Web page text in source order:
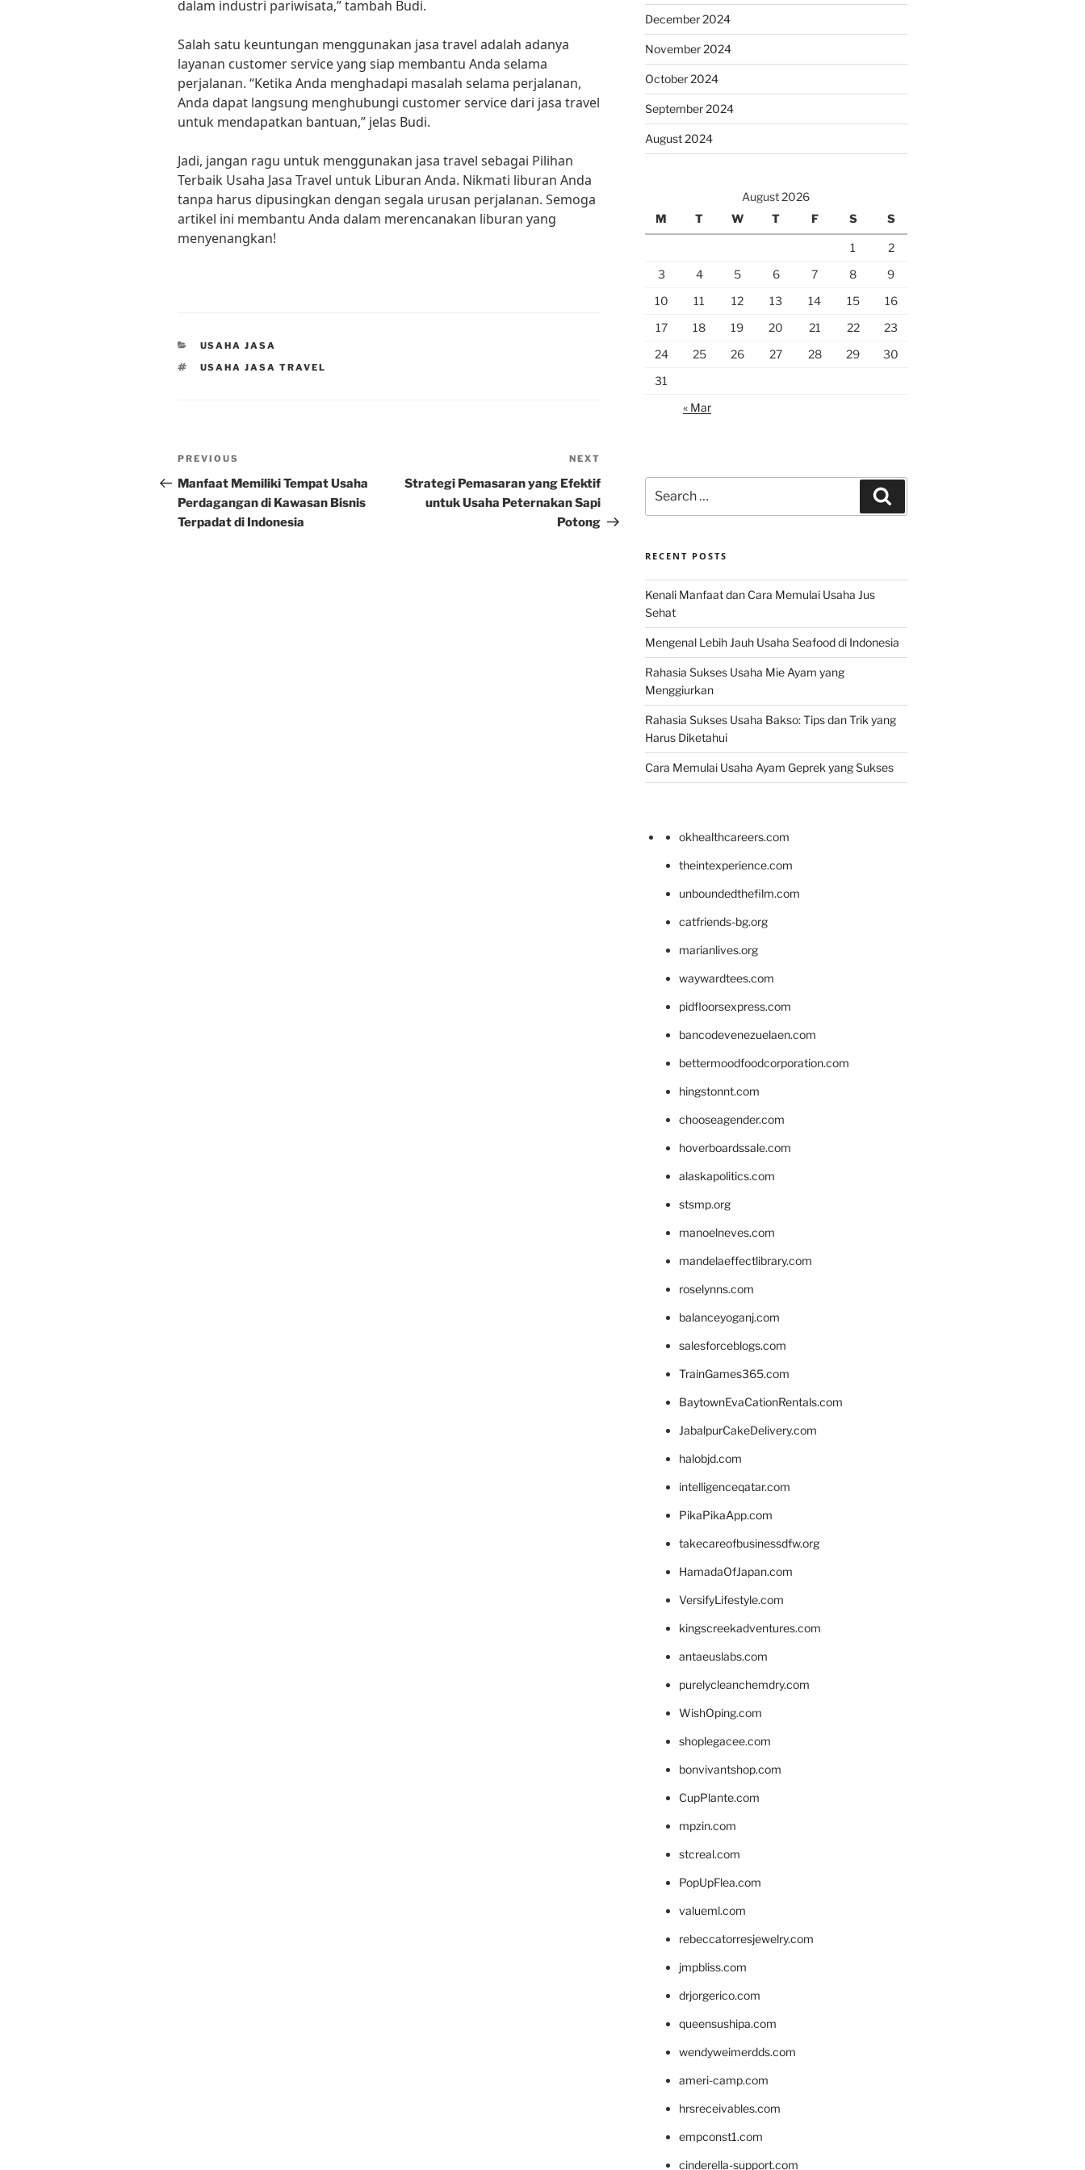
dalam industri pariwisata,” tambah Budi.
Salah satu keuntungan menggunakan jasa travel adalah adanya
layanan customer service yang siap membantu Anda selama
perjalanan. “Ketika Anda menghadapi masalah selama perjalanan,
Anda dapat langsung menghubungi customer service dari jasa travel
untuk mendapatkan bantuan,” jelas Budi.
Jadi, jangan ragu untuk menggunakan jasa travel sebagai Pilihan
Terbaik Usaha Jasa Travel untuk Liburan Anda. Nikmati liburan Anda
tanpa harus dipusingkan dengan segala urusan perjalanan. Semoga
artikel ini membantu Anda dalam merencanakan liburan yang
menyenangkan!
CATEGORIES
USAHA JASA
TAGS
USAHA JASA TRAVEL
Post
navigation
Previous
Post
PREVIOUS
Manfaat Memiliki Tempat Usaha
Perdagangan di Kawasan Bisnis
Terpadat di Indonesia
Post
NEXT
Strategi Pemasaran yang Efektif
untuk Usaha Peternakan Sapi
Potong
December 2024
November 2024
October 2024
September 2024
August 2024
August 2026
M
T W T F S S
1
2
3
4 5 6 7 8
9
10
11 12 13 14 15
16
17
18 19 20 21 22
23
24
25 26 27 28 29
30
31
« Mar
for:
RECENT POSTS
Kenali Manfaat dan Cara Memulai Usaha Jus
Sehat
Mengenal Lebih Jauh Usaha Seafood di Indonesia
Rahasia Sukses Usaha Mie Ayam yang
Menggiurkan
Rahasia Sukses Usaha Bakso: Tips dan Trik yang
Harus Diketahui
Cara Memulai Usaha Ayam Geprek yang Sukses
okhealthcareers.com
theintexperience.com
unboundedthefilm.com
catfriends-bg.org
marianlives.org
waywardtees.com
pidfloorsexpress.com
bancodevenezuelaen.com
bettermoodfoodcorporation.com
hingstonnt.com
chooseagender.com
hoverboardssale.com
alaskapolitics.com
stsmp.org
manoelneves.com
mandelaeffectlibrary.com
roselynns.com
balanceyoganj.com
salesforceblogs.com
TrainGames365.com
BaytownEvaCationRentals.com
JabalpurCakeDelivery.com
halobjd.com
intelligenceqatar.com
PikaPikaApp.com
takecareofbusinessdfw.org
HamadaOfJapan.com
VersifyLifestyle.com
kingscreekadventures.com
antaeuslabs.com
purelycleanchemdry.com
WishOping.com
shoplegacee.com
bonvivantshop.com
CupPlante.com
mpzin.com
stcreal.com
PopUpFlea.com
valueml.com
rebeccatorresjewelry.com
jmpbliss.com
drjorgerico.com
queensushipa.com
wendyweimerdds.com
ameri-camp.com
hrsreceivables.com
empconst1.com
cinderella-support.com